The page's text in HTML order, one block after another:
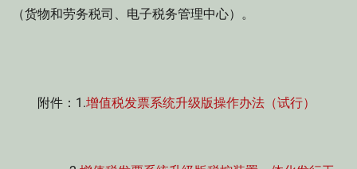
（货物和劳务税司、电子税务管理中心）。
附件：1.增值税发票系统升级版操作办法（试行）